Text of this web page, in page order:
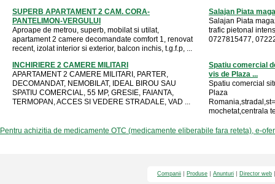
SUPERB APARTAMENT 2 CAM. CORA-
PANTELIMON-VERGULUI
Aproape de metrou, superb, mobilat si utilat,
apartament 2 camere decomandate comfort 1, renovat
recent, izolat interior si exterior, balcon inchis, t.g.f.p, ...
Salajan Piata
Salajan Piata
trafic pietonal
0727815477,
INCHIRIERE 2 CAMERE MILITARI
APARTAMENT 2 CAMERE MILITARI, PARTER,
DECOMANDAT, NEMOBILAT, IDEAL BIROU SAU
SPATIU COMERCIAL, 55 MP, GRESIE, FAIANTA,
TERMOPAN, ACCES SI VEDERE STRADALE, VAD ...
Spatiu comercial
vis de Plaza ...
Spatiu comercial
Plaza
mochetat,centrala
Pentru achizitia de medicamente OTC (medicamente eliberabile fara reteta), e-
Companii Produse Anunturi Director web